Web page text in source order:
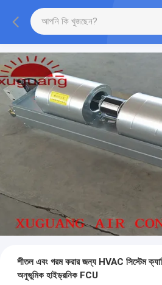
শীতল এবং গরম করার জন্য HVAC সিস্টেম
অনুভূমিক হাইড্রনিক FCU